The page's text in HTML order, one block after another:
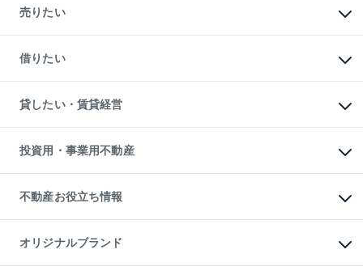
新築・分譲マンションの購入
中古マンションの購入
一戸建ての購入
中古一戸建ての購入
不動産購入の流れ
注目キーワード物件特集
購入ガイド
English 繁体中文簡体中文
売りたい
一戸建ての売却・査定
土地の売却・査定
スピードAI査定
不動産査定について
不動産売却の流れ
不動産買換えの流れ
売却ガイド
借りたい
オフィス・店舗の賃貸
借りるときの流れ
借りるガイド
貸したい・賃貸経営
マンション賃料データ
賃貸管理プラン
リロケーションについて
貸すガイド
投資用・事業用不動産
事業用不動産
マンション投資
投資用マンション
アパート経営
収益物件
不動産お役立ち情報
マンションライブラリー
人気マンションランキング
暮らしに役立つ不動産メディア
オリジナルブランド